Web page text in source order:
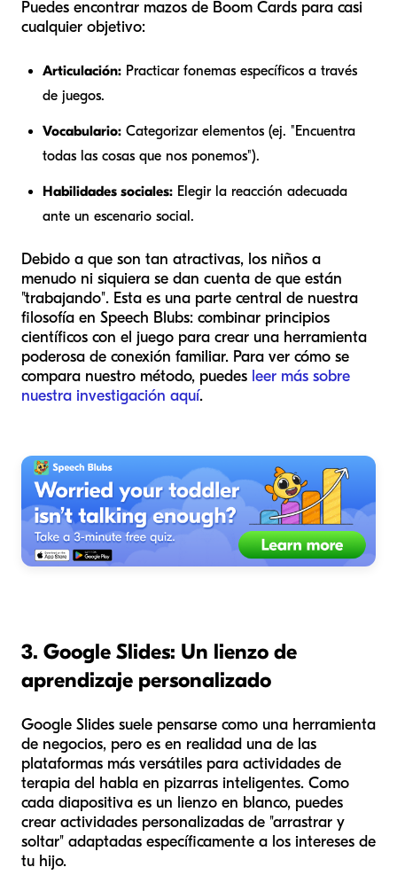
Puedes encontrar mazos de Boom Cards para casi
cualquier objetivo:
Articulación: Practicar fonemas específicos a través
de juegos.
Vocabulario: Categorizar elementos (ej. "Encuentra
todas las cosas que nos ponemos").
Habilidades sociales: Elegir la reacción adecuada
ante un escenario social.
Debido a que son tan atractivas, los niños a
menudo ni siquiera se dan cuenta de que están
"trabajando". Esta es una parte central de nuestra
filosofía en Speech Blubs: combinar principios
científicos con el juego para crear una herramienta
poderosa de conexión familiar. Para ver cómo se
compara nuestro método, puedes leer más sobre
nuestra investigación aquí.
3. Google Slides: Un lienzo de
aprendizaje personalizado
Google Slides suele pensarse como una herramienta
de negocios, pero es en realidad una de las
plataformas más versátiles para actividades de
terapia del habla en pizarras inteligentes. Como
cada diapositiva es un lienzo en blanco, puedes
crear actividades personalizadas de "arrastrar y
soltar" adaptadas específicamente a los intereses de
tu hijo.